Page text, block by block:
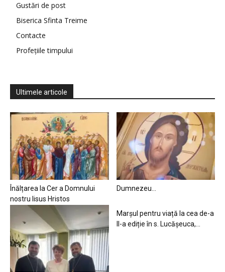
Gustări de post
Biserica Sfinta Treime
Contacte
Profețiile timpului
Ultimele articole
Înălțarea la Cer a Domnului
nostru Iisus Hristos
Dumnezeu…
Marșul pentru viață la cea de-a
II-a ediție în s. Lucășeuca,...